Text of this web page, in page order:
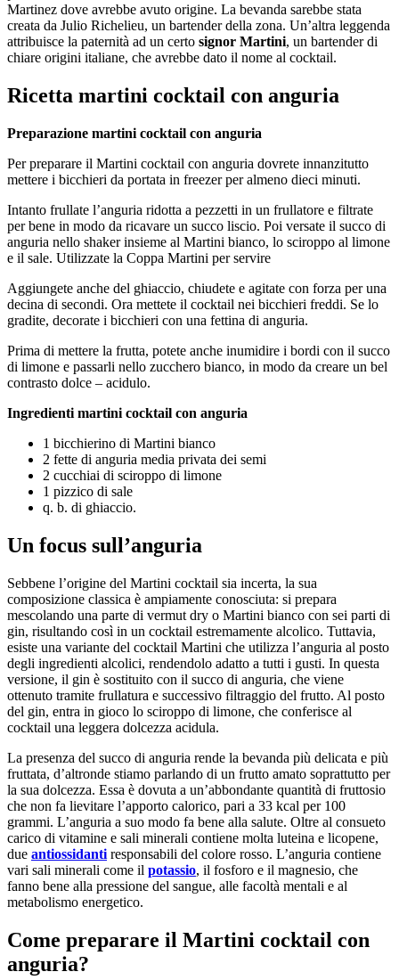
Martinez dove avrebbe avuto origine. La bevanda sarebbe stata
creata da Julio Richelieu, un bartender della zona. Un’altra leggenda
attribuisce la paternità ad un certo signor Martini, un bartender di
chiare origini italiane, che avrebbe dato il nome al cocktail.
Ricetta martini cocktail con anguria
Preparazione martini cocktail con anguria
Per preparare il Martini cocktail con anguria dovrete innanzitutto
mettere i bicchieri da portata in freezer per almeno dieci minuti.
Intanto frullate l’anguria ridotta a pezzetti in un frullatore e filtrate
per bene in modo da ricavare un succo liscio. Poi versate il succo di
anguria nello shaker insieme al Martini bianco, lo sciroppo al limone
e il sale. Utilizzate la Coppa Martini per servire
Aggiungete anche del ghiaccio, chiudete e agitate con forza per una
decina di secondi. Ora mettete il cocktail nei bicchieri freddi. Se lo
gradite, decorate i bicchieri con una fettina di anguria.
Prima di mettere la frutta, potete anche inumidire i bordi con il succo
di limone e passarli nello zucchero bianco, in modo da creare un bel
contrasto dolce – acidulo.
Ingredienti martini cocktail con anguria
1 bicchierino di Martini bianco
2 fette di anguria media privata dei semi
2 cucchiai di sciroppo di limone
1 pizzico di sale
q. b. di ghiaccio.
Un focus sull’anguria
Sebbene l’origine del Martini cocktail sia incerta, la sua
composizione classica è ampiamente conosciuta: si prepara
mescolando una parte di vermut dry o Martini bianco con sei parti di
gin, risultando così in un cocktail estremamente alcolico. Tuttavia,
esiste una variante del cocktail Martini che utilizza l’anguria al posto
degli ingredienti alcolici, rendendolo adatto a tutti i gusti. In questa
versione, il gin è sostituito con il succo di anguria, che viene
ottenuto tramite frullatura e successivo filtraggio del frutto. Al posto
del gin, entra in gioco lo sciroppo di limone, che conferisce al
cocktail una leggera dolcezza acidula.
La presenza del succo di anguria rende la bevanda più delicata e più
fruttata, d’altronde stiamo parlando di un frutto amato soprattutto per
la sua dolcezza. Essa è dovuta a un’abbondante quantità di fruttosio
che non fa lievitare l’apporto calorico, pari a 33 kcal per 100
grammi. L’anguria a suo modo fa bene alla salute. Oltre al consueto
carico di vitamine e sali minerali contiene molta luteina e licopene,
due antiossidanti responsabili del colore rosso. L’anguria contiene
vari sali minerali come il potassio, il fosforo e il magnesio, che
fanno bene alla pressione del sangue, alle facoltà mentali e al
metabolismo energetico.
Come preparare il Martini cocktail con
anguria?